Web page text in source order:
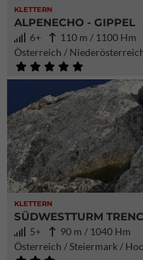
KLETTERN
ALPENECHO - GIPPEL
6+
110 m / 1100 Hm
Österreich /
KLETTERN
SÜDWESTTURM
5+
90 m / 1040 Hm
Österreich / Steiermark /